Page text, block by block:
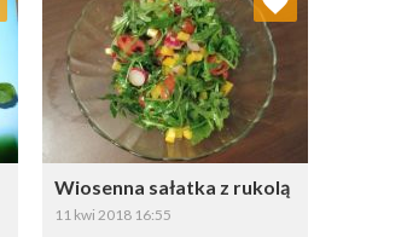
Wiosenna sałatka z rukolą
11 kwi 2018 16:55
Wybierz listę: